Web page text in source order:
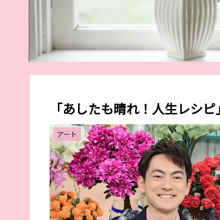
「あしたも晴れ！人生レシ
アート